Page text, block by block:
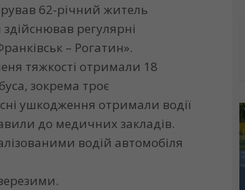
62-річний житель
регулярні
– Рогатин».
тяжкості отримали 18
зокрема троє
ушкодження отримали водії
до медичних закладів.
водій автомобіля